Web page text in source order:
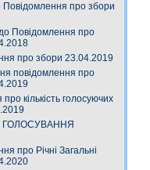
Повідомлення про збори
Повідомлення про
про збори 23.04.2019
повідомлення про
про кількість голосуючих
ГОЛОСУВАННЯ
про Річні Загальні